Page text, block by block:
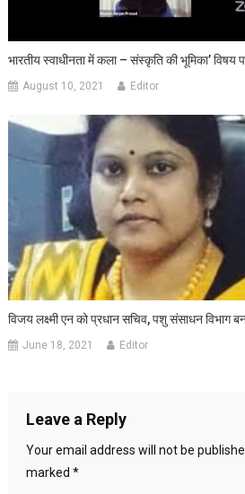
भारतीय स्वाधीनता में कला – संस्कृति की भूमिका’ विषय
August 10, 2021 Editor
विजय लक्ष्मी एन को प्रधान सचिव, पशु संसाधन विभाग
June 18, 2021 Editor
Leave a Reply
Your email address will not be
marked *